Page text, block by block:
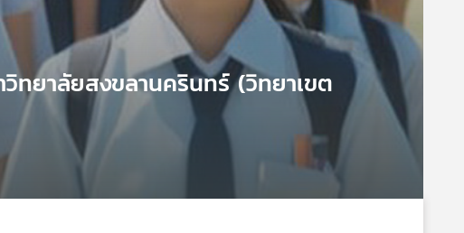
ทยาลัยสงขลานครินทร์ (วิทยาเขต